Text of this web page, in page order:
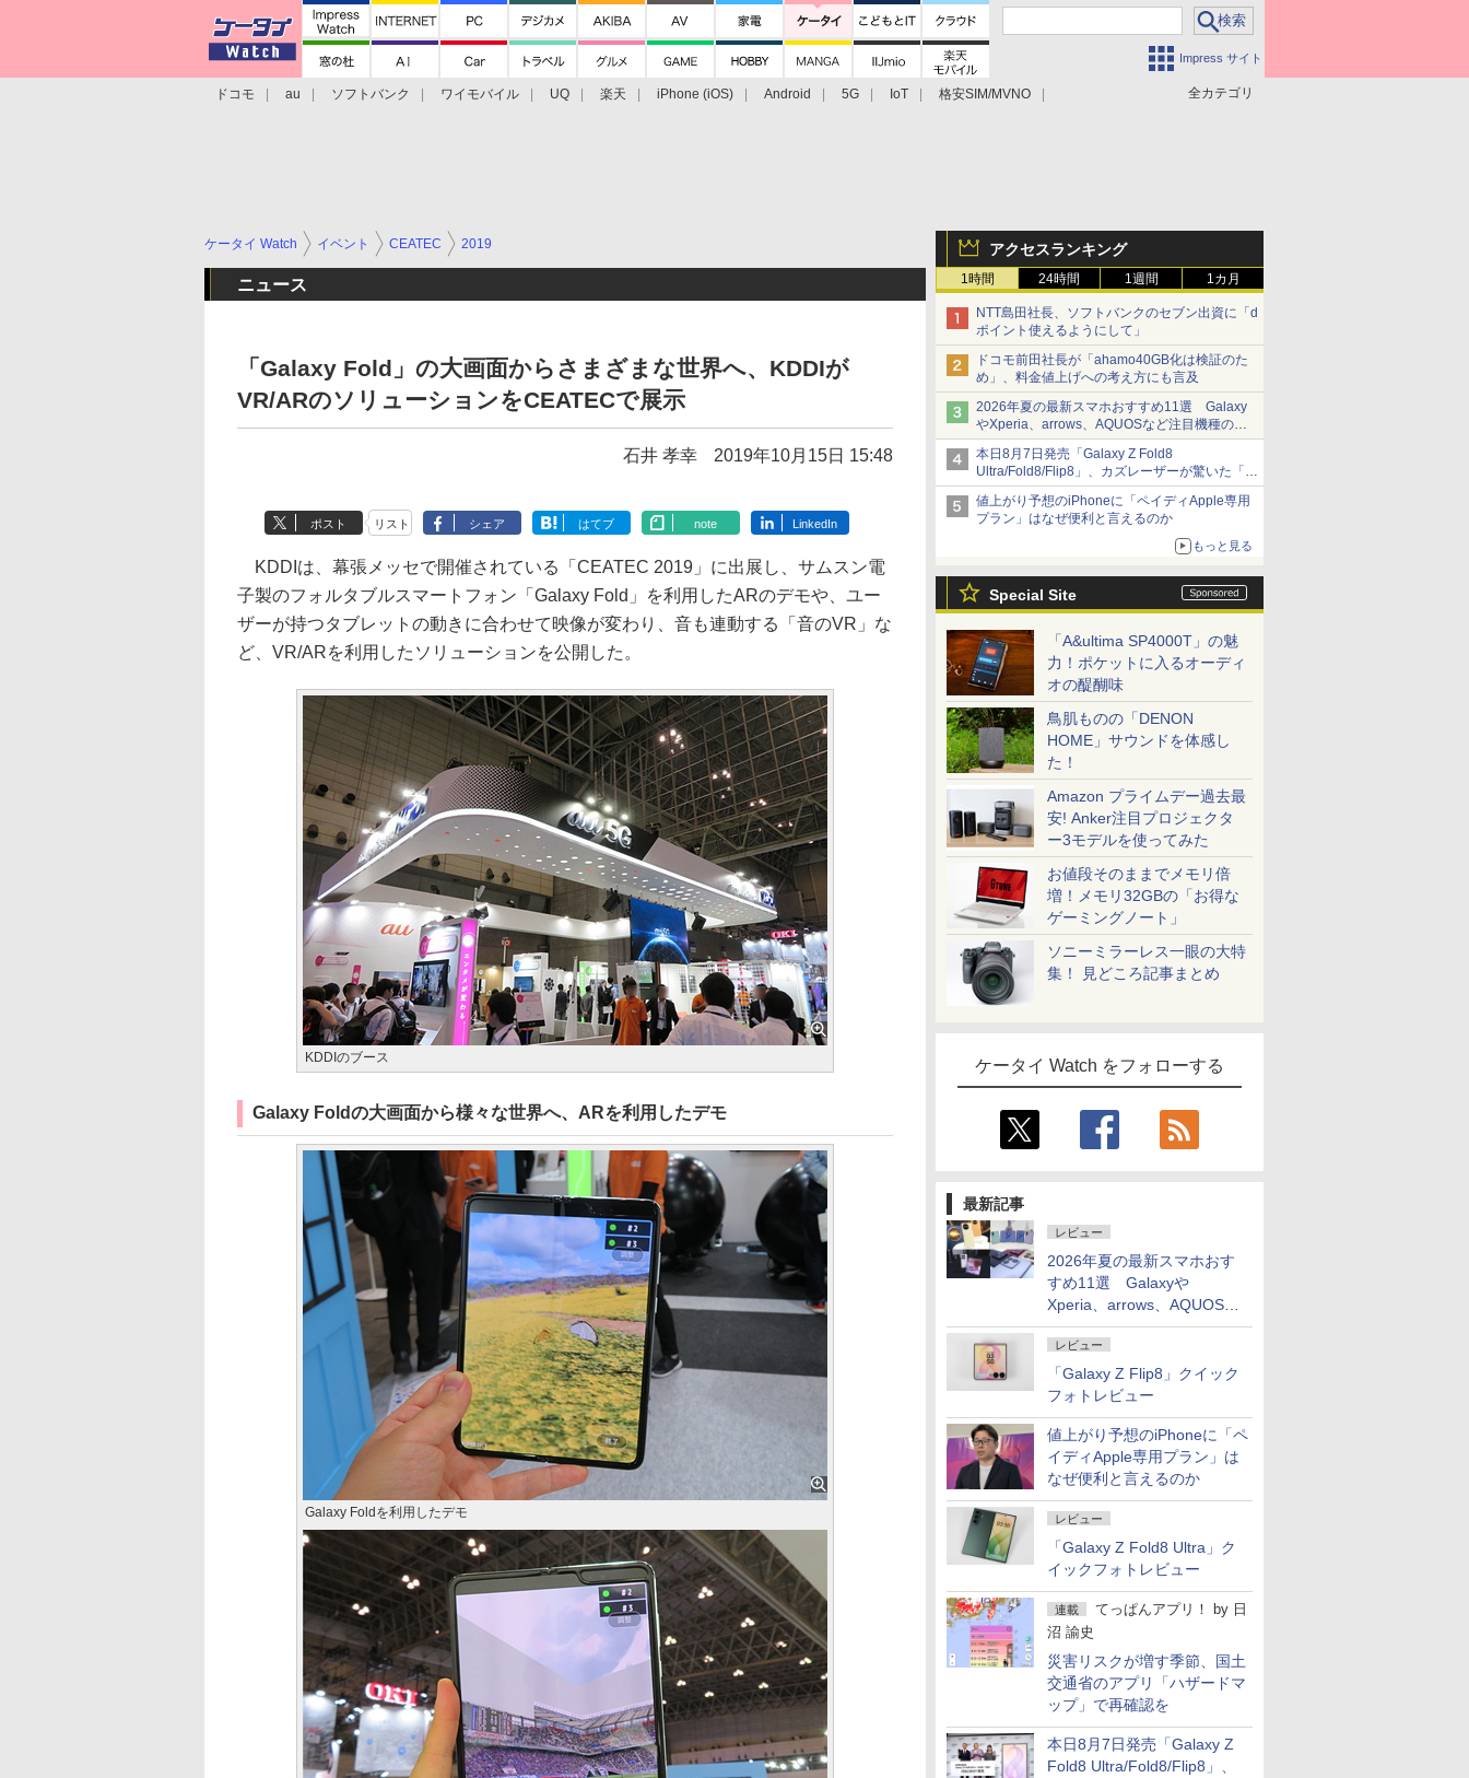
Impress サイト
全カテゴリ
ドコモ au ソフトバンク ワイモバイル UQ 楽天 iPhone (iOS) Android 5G IoT
格安SIM/MVNO
アクセスランキング
1時間 24時間 1週間 1カ月
NTT島田社長、ソフトバンクのセブン出資に「d
ポイント使えるようにして」
ドコモ前田社長が「ahamo40GB化は検証のた
め」、料金値上げへの考え方にも言及
2026年夏の最新スマホおすすめ11選 Galaxy
やXperia、arrows、AQUOSなど注目機種の特
徴は
本日8月7日発売「Galaxy Z Fold8
Ultra/Fold8/Flip8」、カズレーザーが驚いた「そ
ば屋のメニュー並みの薄さ」
値上がり予想のiPhoneに「ペイディApple専用
プラン」はなぜ便利と言えるのか
もっと見る
Special Site
「A&ultima SP4000T」の魅
力！ポケットに入るオーディ
オの醍醐味
鳥肌ものの「DENON
HOME」サウンドを体感し
た！
Amazon プライムデー過去最
安! Anker注目プロジェクタ
ー3モデルを使ってみた
お値段そのままでメモリ倍
増！メモリ32GBの「お得な
ゲーミングノート」
ソニーミラーレス一眼の大特
集！ 見どころ記事まとめ
ケータイ Watch をフォローする
最新記事
レビュー
2026年夏の最新スマホおす
すめ11選 Galaxyや
Xperia、arrows、AQUOSな
ど注目機種の特徴は
レビュー
「Galaxy Z Flip8」クイック
フォトレビュー
値上がり予想のiPhoneに「ペ
イディApple専用プラン」は
なぜ便利と言えるのか
レビュー
「Galaxy Z Fold8 Ultra」ク
イックフォトレビュー
連載 てっぱんアプリ！ by 日
沼 諭史
災害リスクが増す季節、国土
交通省のアプリ「ハザードマ
ップ」で再確認を
本日8月7日発売「Galaxy Z
Fold8 Ultra/Fold8/Flip8」、
ケータイ Watch イベント CEATEC 2019
ニュース
「Galaxy Fold」の大画面からさまざまな世界へ、KDDIが
VR/ARのソリューションをCEATECで展示
石井 孝幸 2019年10月15日 15:48
ポスト リスト シェア はてブ note LinkedIn
KDDIは、幕張メッセで開催されている「CEATEC 2019」に出展し、サムスン電
子製のフォルタブルスマートフォン「Galaxy Fold」を利用したARのデモや、ユー
ザーが持つタブレットの動きに合わせて映像が変わり、音も連動する「音のVR」な
ど、VR/ARを利用したソリューションを公開した。
KDDIのブース
Galaxy Foldの大画面から様々な世界へ、ARを利用したデモ
Galaxy Foldを利用したデモ